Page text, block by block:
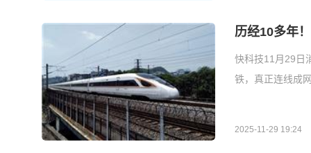
历经10多年
快科技11月29日
铁，真正连线成
2025-11-29 19:24